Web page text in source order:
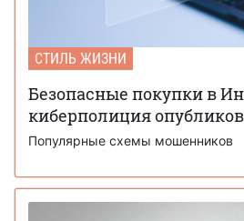
СТИЛЬ ЖИЗНИ
Безопасные покупки в
киберполиция
Популярные схемы мошенников